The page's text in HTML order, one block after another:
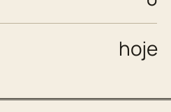
hoje